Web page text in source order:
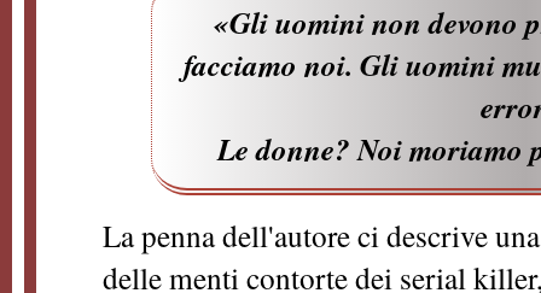
«Gli uomini non devono
facciamo noi. Gli uomini
Le donne? Noi moriamo
La penna dell'autore ci descrive
delle menti contorte dei serial